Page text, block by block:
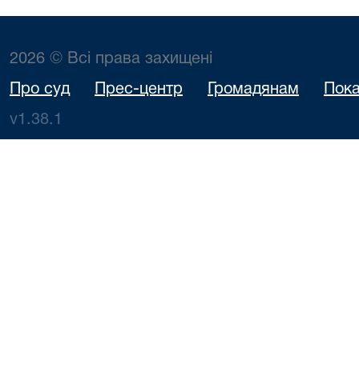
2026 © Всі права захищені
Про суд Прес-центр Громадянам
v1.38.1